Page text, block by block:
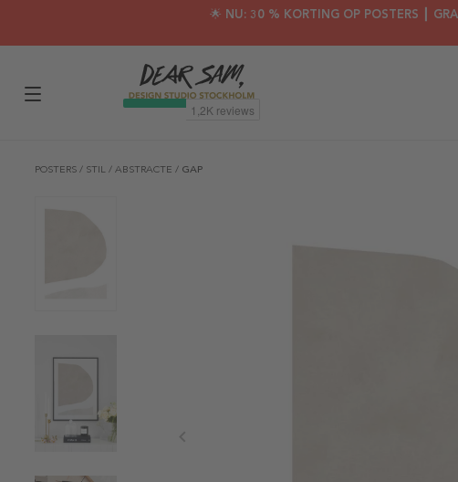
🌟 NU: 30 % KORTING OP POSTERS ┃
POSTERS / STIL / ABSTRACTE / GAP